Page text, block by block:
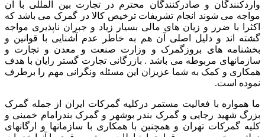
واردکنندگان و صادرکنندگان محترم در تجارت بین المللی با آن
مواجه می شوند انجام تشریفات ترخیص کالا در گمرک می باشد که
اکثرا با ضرر و زیان های مالی بسیار زیاد و جبران ناپذیری مواجه
گشته اند و دلیل اصلی آن هم به خاطر عدم آشنایی با قوانین و
بخشنامه های بروزگمرک و وزارت صنعت و معدن و تجارت و
سازمانهای مربوطه می باشد . بازرگانی تجارت گستر رایان با هدف
همکاری و کمک به شما عزیزان این مسئله ونگرانی مهم را برطرف
نموده است.
ما همواره با فعالیت مستمر درکلیه گمرکات ایران از جمله گمرک
بزرگ شهید رجایی و گمرک بندر بوشهر و گمرک بندرامام خمینی و
کلیه گمرکات تهران و همچنین با همکاری با سازمانها و ارگانهای